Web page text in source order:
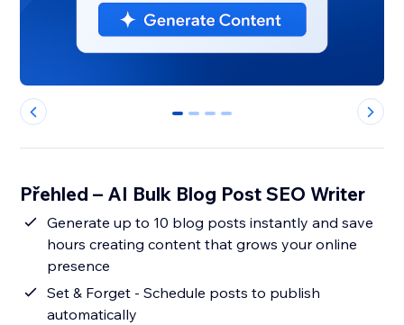
0 1 2 3
Přehled – AI Bulk Blog Post SEO Writer
Generate up to 10 blog posts instantly and save
hours creating content that grows your online
presence
Set & Forget - Schedule posts to publish
automatically